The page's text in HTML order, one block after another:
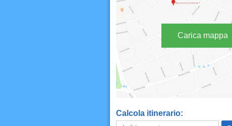
Carica mappa
Calcola itinerario: